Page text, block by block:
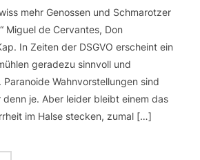
mehr Genossen und Schmarotzer
Miguel de Cervantes, Don
In Zeiten der DSGVO erscheint ein
geradezu sinnvoll und
Wahnvorstellungen sind
je. Aber leider bleibt einem das
im Halse stecken, zumal […]